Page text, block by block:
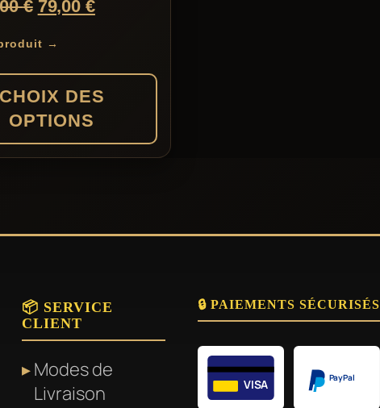
€ Le
initial
était :
129,00 €.
79,00€Le
est :
79,00 €.
→
CHOIX DES
OPTIONS
📦 SERVICE
CLIENT
Modes de
Livraison
🔒 PAIEMENTS SÉCURISÉS
VISA PayPal